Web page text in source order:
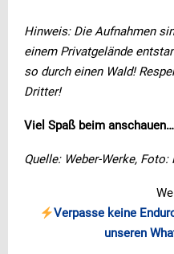
Hinweis: Die Aufnahmen
einem Privatgelände
so durch einen Wald!
Dritter!
Viel Spaß beim anschauen…
Quelle: Weber-Werke,
Verpasse keine
unseren